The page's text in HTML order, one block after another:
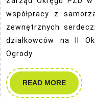
współpracy z
zewnętrznych
działkowców na II
Ogrody
READ MOREREAD
MORE